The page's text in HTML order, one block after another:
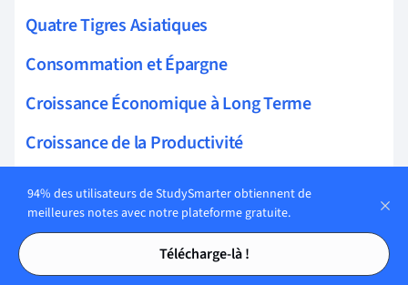
Tables des matières
Tables des matières
Quatre Tigres Asiatiques
Consommation et Épargne
Croissance Économique à Long Terme
Croissance de la Productivité
Principe des avantages
Taux d'intérêt d'équilibre
94% des utilisateurs de StudySmarter obtiennent de
meilleures notes avec notre plateforme gratuite.
Télécharge-là !